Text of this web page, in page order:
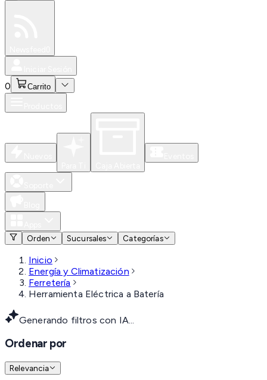
0 Carrito
Orden
Sucursales Categorías
Inicio
Energía y Climatización
Ferretería
Herramienta Eléctrica a Batería
Generando filtros con IA...
Ordenar por
Relevancia